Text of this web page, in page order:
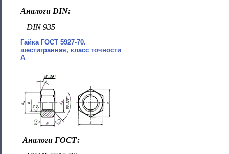
Аналоги DIN:
DIN 935
Гайка ГОСТ 5927-70.
шестигранная, класс точности
A
Аналоги ГОСТ: